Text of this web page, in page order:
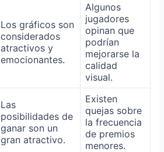
Los gráficos son
considerados
atractivos y
emocionantes.
Algunos
jugadores
opinan que
podrían
mejorarse la
calidad
visual.
Las
posibilidades de
ganar son un
gran atractivo.
Existen
quejas sobre
la frecuencia
de premios
menores.